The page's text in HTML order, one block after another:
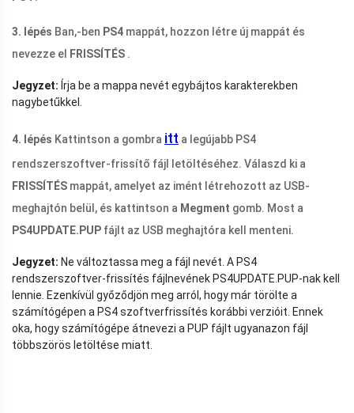
3. lépés Ban,-ben PS4 mappát, hozzon létre új mappát és
nevezze el
FRISSÍTÉS .
Jegyzet: Írja be a mappa nevét egybájtos karakterekben
nagybetűkkel.
4. lépés Kattintson a gombra itt a legújabb PS4
rendszerszoftver-frissítő fájl letöltéséhez. Válaszd ki a
FRISSÍTÉS mappát, amelyet az imént létrehozott az USB-
meghajtón belül, és kattintson a Megment gomb. Most a
PS4UPDATE.PUP fájlt az USB meghajtóra kell menteni.
Jegyzet: Ne változtassa meg a fájl nevét. A PS4
rendszerszoftver-frissítés fájlnevének PS4UPDATE.PUP-nak kell
lennie. Ezenkívül győződjön meg arról, hogy már törölte a
számítógépen a PS4 szoftverfrissítés korábbi verzióit. Ennek
oka, hogy számítógépe átnevezi a PUP fájlt ugyanazon fájl
többszörös letöltése miatt.